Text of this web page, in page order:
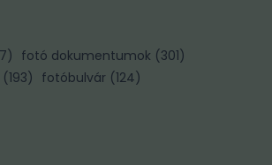
) fotó dokumentumok (301)
(193) fotóbulvár (124)